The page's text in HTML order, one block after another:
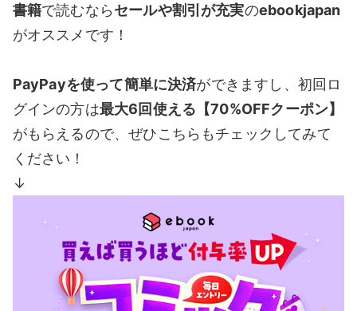
書籍で読むならセールや割引が充実のebookjapan
がオススメです！
PayPayを使って簡単に決済ができますし、初回ロ
グインの方は最大6回使える【70%OFFクーポン】
がもらえるので、ぜひこちらもチェックしてみて
ください！
↓